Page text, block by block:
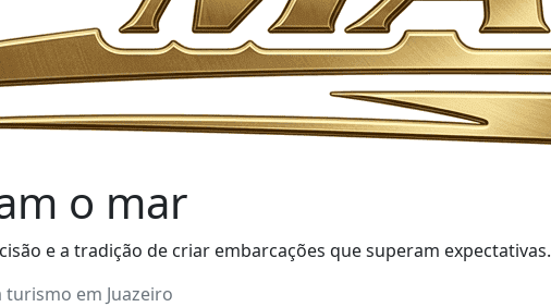
o mar
e a tradição de criar embarcações que superam expectativas.
turismo em Juazeiro